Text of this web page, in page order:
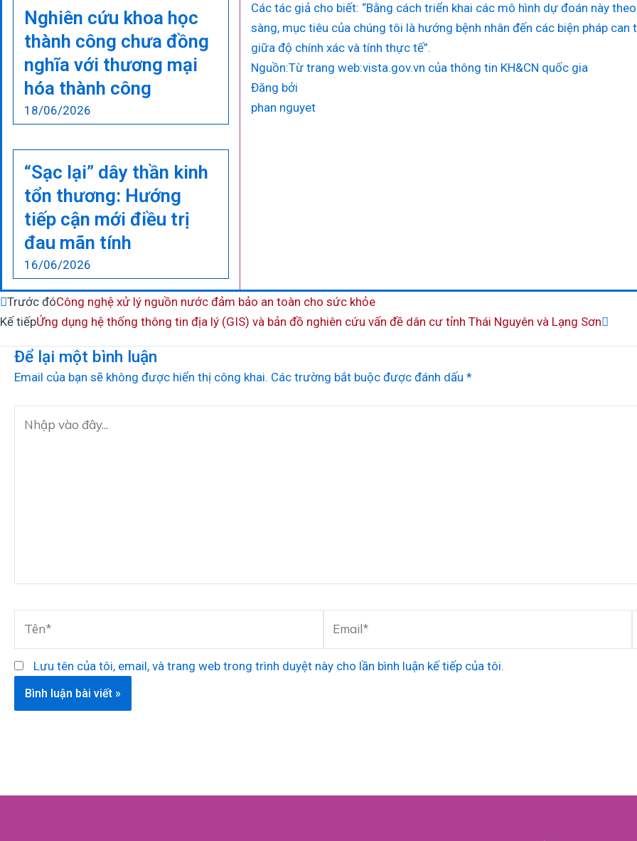
Nghiên cứu khoa học
thành công chưa đồng
nghĩa với thương mại
hóa thành công
18/06/2026
“Sạc lại” dây thần kinh
tổn thương: Hướng
tiếp cận mới điều trị
đau mãn tính
16/06/2026
Các tác giả cho biết: “Bằng cách triển khai các mô hình dự đoán này
sàng, mục tiêu của chúng tôi là hướng bệnh nhân đến các biện pháp
giữa độ chính xác và tính thực tế”.
Nguồn:Từ trang web:vista.gov.vn của thông tin KH&CN quốc gia
Đăng bởi
phan nguyet
Prev
Trước đóCông nghệ xử lý nguồn nước đảm bảo an toàn cho sức khỏe
Kế tiếpỨng dụng hệ thống thông tin địa lý (GIS) và bản đồ nghiên cứu vấn đề dân cư tỉnh Thái Nguyên và Lạng Sơn
Để lại một bình luận
Email của bạn sẽ không được hiển thị công khai. Các trường bắt buộc được đánh dấu *
Lưu tên của tôi, email, và trang web trong trình duyệt này cho lần bình luận kế tiếp của tôi.